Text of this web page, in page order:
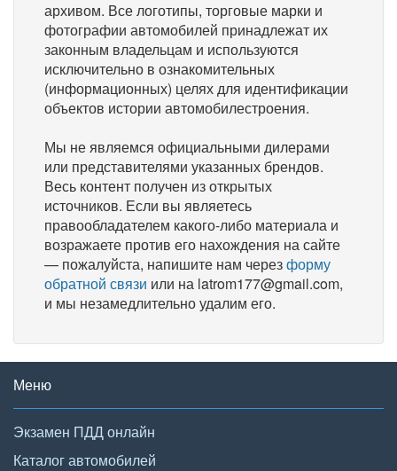
архивом. Все логотипы, торговые марки и
фотографии автомобилей принадлежат их
законным владельцам и используются
исключительно в ознакомительных
(информационных) целях для идентификации
объектов истории автомобилестроения.
Мы не являемся официальными дилерами
или представителями указанных брендов.
Весь контент получен из открытых
источников. Если вы являетесь
правообладателем какого-либо материала и
возражаете против его нахождения на сайте
— пожалуйста, напишите нам черезформу
обратной связи или на latrom177@gmail.com,
и мы незамедлительно удалим его.
Меню
Экзамен ПДД онлайн
Каталог автомобилей